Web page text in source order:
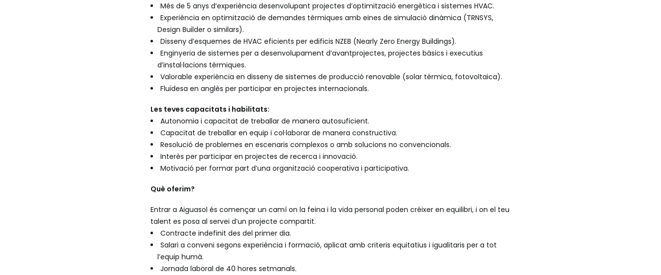
Més de 5 anys d’experiència desenvolupant projectes d’optimització energètica i sistemes HVAC.
Experiència en optimització de demandes tèrmiques amb eines de simulació dinàmica (TRNSYS,
Design Builder o similars).
Disseny d’esquemes de HVAC eficients per edificis NZEB (Nearly Zero Energy Buildings).
Enginyeria de sistemes per a desenvolupament d’avantprojectes, projectes bàsics i executius
d’instal·lacions tèrmiques.
Valorable experiència en disseny de sistemes de producció renovable (solar tèrmica, fotovoltaica).
Fluïdesa en anglès per participar en projectes internacionals.
Les teves capacitats i habilitats:
Autonomia i capacitat de treballar de manera autosuficient.
Capacitat de treballar en equip i col·laborar de manera constructiva.
Resolució de problemes en escenaris complexos o amb solucions no convencionals.
Interès per participar en projectes de recerca i innovació.
Motivació per formar part d’una organització cooperativa i participativa.
Què oferim?
Entrar a Aiguasol és començar un camí on la feina i la vida personal poden créixer en equilibri, i on el teu
talent es posa al servei d’un projecte compartit.
Contracte indefinit des del primer dia.
Salari a conveni segons experiència i formació, aplicat amb criteris equitatius i igualitaris per a tot
l’equip humà.
Jornada laboral de 40 hores setmanals.